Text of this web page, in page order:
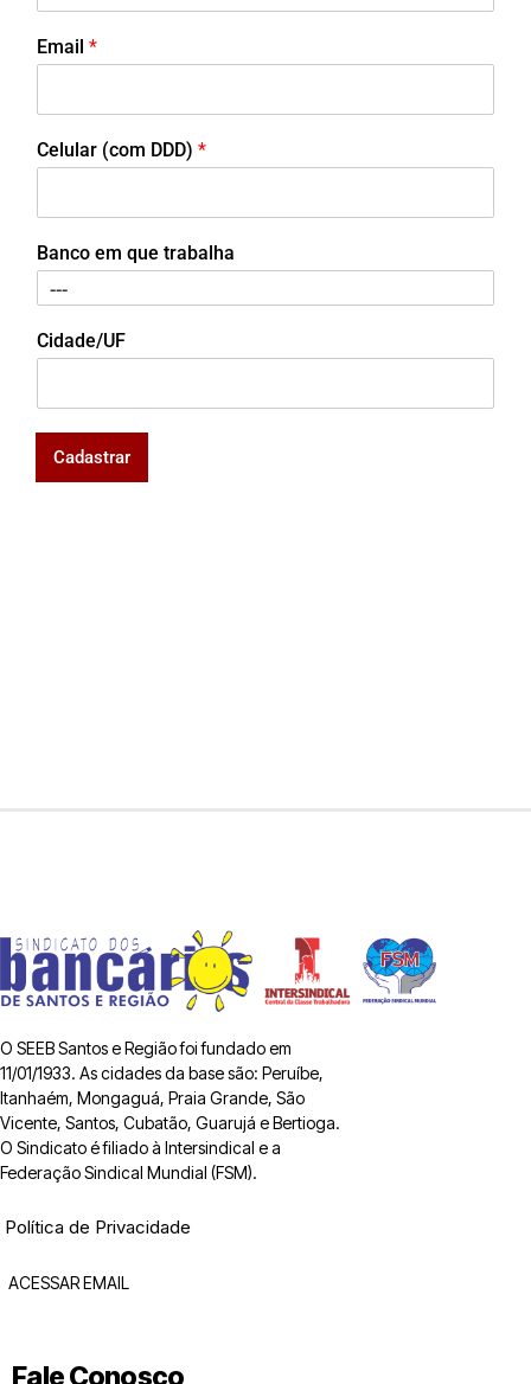
Email *
Celular (com DDD) *
Banco em que trabalha
Cidade/UF
Cadastrar
O SEEB Santos e Região foi fundado em
11/01/1933. As cidades da base são: Peruíbe,
Itanhaém, Mongaguá, Praia Grande, São
Vicente, Santos, Cubatão, Guarujá e Bertioga.
O Sindicato é filiado à Intersindical e a
Federação Sindical Mundial (FSM).
Política de Privacidade
ACESSAR EMAIL
Fale Conosco